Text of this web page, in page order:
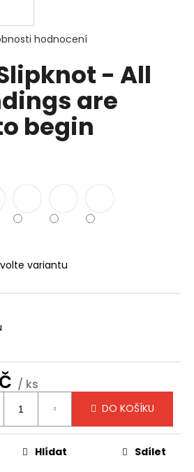
hodnocení
- All
are
begin
variantu
/ ks
DO KOŠÍKU
Hlídat Sdílet